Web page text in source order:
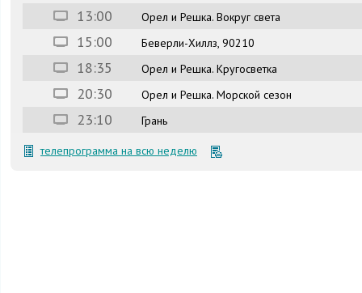
13:00 Орел и Решка. Вокруг света
15:00 Беверли-Хиллз, 90210
18:35 Орел и Решка. Кругосветка
20:30 Орел и Решка. Морской сезон
23:10 Грань
телепрограмма на всю неделю